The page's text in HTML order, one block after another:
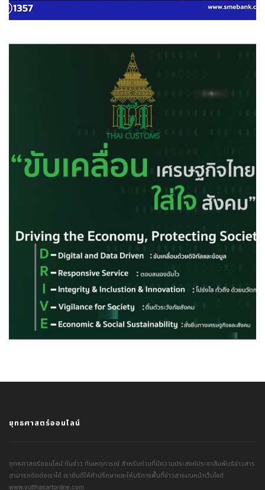
ยุทธศาสตร์ออนไลน์
ยุทธศาสตร์ออนไลน์ ทันข่าว ทันเหตุการณ์ สำหรับท่านที่มีความประสงค์ประชาสัมพันธ์ข่าวสาร
สามารถติดต่อเราได้ เรายินดีให้คำปรึกษาและให้บริการพื้นที่ข่าวสารบนหน้าเว็บไซต์
www.yutthasartonline.com